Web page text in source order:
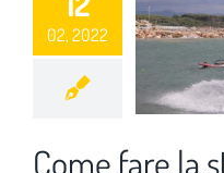
02, 2022
Come fare la